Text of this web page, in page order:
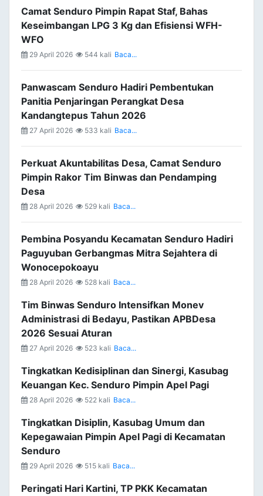
Camat Senduro Pimpin Rapat Staf, Bahas
Keseimbangan LPG 3 Kg dan Efisiensi WFH-
WFO
29 April 2026 544 kali Baca...
Panwascam Senduro Hadiri Pembentukan
Panitia Penjaringan Perangkat Desa
Kandangtepus Tahun 2026
27 April 2026 533 kali Baca...
Perkuat Akuntabilitas Desa, Camat Senduro
Pimpin Rakor Tim Binwas dan Pendamping
Desa
28 April 2026 529 kali Baca...
Pembina Posyandu Kecamatan Senduro Hadiri
Paguyuban Gerbangmas Mitra Sejahtera di
Wonocepokoayu
28 April 2026 528 kali Baca...
Tim Binwas Senduro Intensifkan Monev
Administrasi di Bedayu, Pastikan APBDesa
2026 Sesuai Aturan
27 April 2026 523 kali Baca...
Tingkatkan Kedisiplinan dan Sinergi, Kasubag
Keuangan Kec. Senduro Pimpin Apel Pagi
28 April 2026 522 kali Baca...
Tingkatkan Disiplin, Kasubag Umum dan
Kepegawaian Pimpin Apel Pagi di Kecamatan
Senduro
29 April 2026 515 kali Baca...
Peringati Hari Kartini, TP PKK Kecamatan